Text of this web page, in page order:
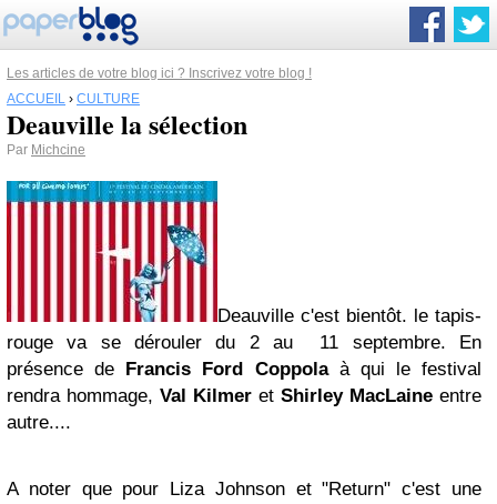
Les articles de votre blog ici ? Inscrivez votre blog !
ACCUEIL › CULTURE
Deauville la sélection
Par Michcine
Deauville c'est bientôt. le tapis-
rouge va se dérouler du 2 au 11 septembre. En
présence de Francis Ford Coppolaà qui le festival
rendra hommage, Val Kilmer et Shirley MacLaine entre
autre....
A noter que pour Liza Johnsonet "Return" c'est une